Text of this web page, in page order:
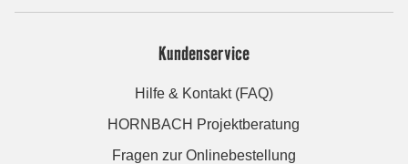
Kundenservice
Hilfe & Kontakt (FAQ)
HORNBACH Projektberatung
Fragen zur Onlinebestellung